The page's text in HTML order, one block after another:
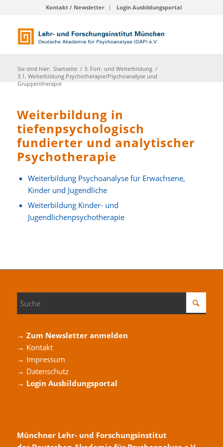
Kontakt / Newsletter Login Ausbildungsportal
Sie sind hier: Startseite / 3. Fort- und Weiterbildung /
3.1. Weiterbildung Psychotherapie/Psychoanalyse und
Gruppentherapie
Weiterbildung in
tiefenpsychologisch
fundierter und analytischer
Psychotherapie
Weiterbildung Psychoanalyse für Erwachsene,
Kinder und Jugendliche
Weiterbildung Kinder- und
Jugendlichenpsychotherapie
→ Zum Newsletter anmelden
→ Kontakt
→ Impressum
→ Datenschutz
→ Login Ausbildungsportal
Münchner Lehr- und Forschungsinstitut